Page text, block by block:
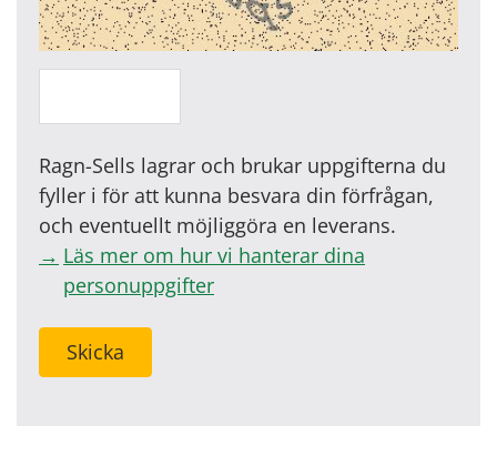
Ragn-Sells lagrar och brukar uppgifterna du
fyller i för att kunna besvara din förfrågan,
och eventuellt möjliggöra en leverans.
Läs mer om hur vi hanterar dina
personuppgifter
Skicka